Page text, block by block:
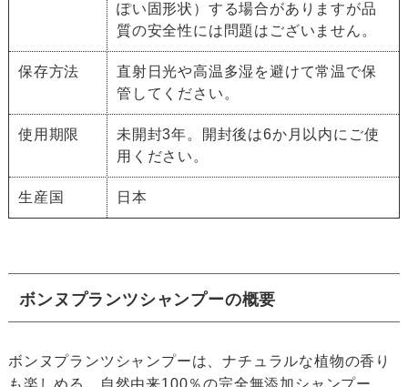
ぽい固形状）する場合がありますが品
質の安全性には問題はございません。
保存方法
直射日光や高温多湿を避けて常温で保
管してください。
使用期限
未開封3年。開封後は6か月以内にご使
用ください。
生産国 日本
ボンヌプランツシャンプーの概要
ボンヌプランツシャンプーは、ナチュラルな植物の香り